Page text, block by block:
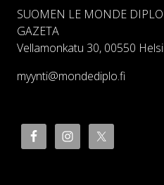
SUOMEN LE MONDE
GAZETA
Vellamonkatu 30, 00550
myynti@mondediplo.fi